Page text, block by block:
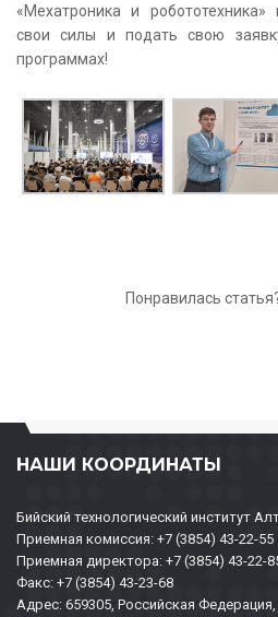
«Мехатроника и
свои силы и подать свою
программах!
Понравилась
НАШИ КООРДИНАТЫ
Бийский технологический институт
Приемная комиссия: +7 (3854) 43-22-55
Приемная директора: +7 (3854) 43-22-
Факс: +7 (3854) 43-23-68
Адрес: 659305, Российская Федерация,